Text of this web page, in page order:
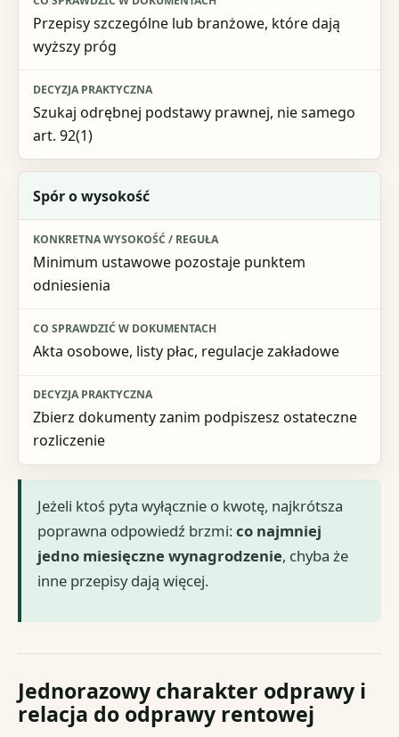
Przepisy szczególne lub branżowe, które dają
wyższy próg
Szukaj odrębnej podstawy prawnej, nie samego
art. 92(1)
Spór o wysokość
Minimum ustawowe pozostaje punktem
odniesienia
Akta osobowe, listy płac, regulacje zakładowe
Zbierz dokumenty zanim podpiszesz ostateczne
rozliczenie
Jeżeli ktoś pyta wyłącznie o kwotę, najkrótsza
poprawna odpowiedź brzmi:co najmniej
jedno miesięczne wynagrodzenie, chyba że
inne przepisy dają więcej.
Jednorazowy charakter odprawy i
relacja do odprawy rentowej